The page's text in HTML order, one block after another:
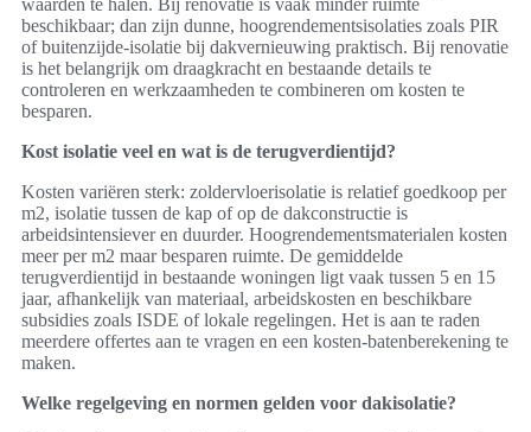
waarden te halen. Bij renovatie is vaak minder ruimte
beschikbaar; dan zijn dunne, hoogrendementsisolaties zoals PIR
of buitenzijde-isolatie bij dakvernieuwing praktisch. Bij renovatie
is het belangrijk om draagkracht en bestaande details te
controleren en werkzaamheden te combineren om kosten te
besparen.
Kost isolatie veel en wat is de terugverdientijd?
Kosten variëren sterk: zoldervloerisolatie is relatief goedkoop per
m2, isolatie tussen de kap of op de dakconstructie is
arbeidsintensiever en duurder. Hoogrendementsmaterialen kosten
meer per m2 maar besparen ruimte. De gemiddelde
terugverdientijd in bestaande woningen ligt vaak tussen 5 en 15
jaar, afhankelijk van materiaal, arbeidskosten en beschikbare
subsidies zoals ISDE of lokale regelingen. Het is aan te raden
meerdere offertes aan te vragen en een kosten-batenberekening te
maken.
Welke regelgeving en normen gelden voor dakisolatie?